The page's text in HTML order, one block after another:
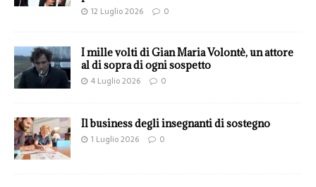
12 Luglio 2026 0
I mille volti di Gian Maria Volontè, un attore
al di sopra di ogni sospetto
4 Luglio 2026 0
Il business degli insegnanti di sostegno
1 Luglio 2026 0